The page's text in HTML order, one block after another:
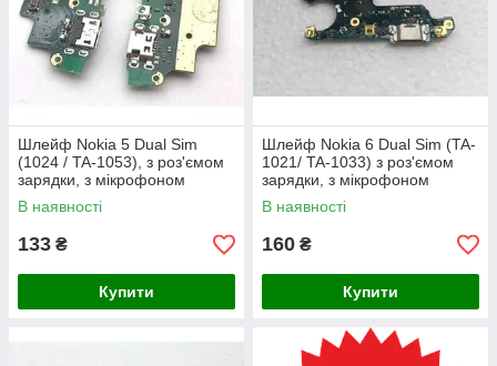
Шлейф Nokia 5 Dual Sim
(1024 / TA-1053), з роз'ємом
зарядки, з мікрофоном
В наявності
133 ₴
Купити
Шлейф Nokia 6 Dual Sim (TA-
1021/ TA-1033) з роз'ємом
зарядки, з мікрофоном
В наявності
160 ₴
Купити